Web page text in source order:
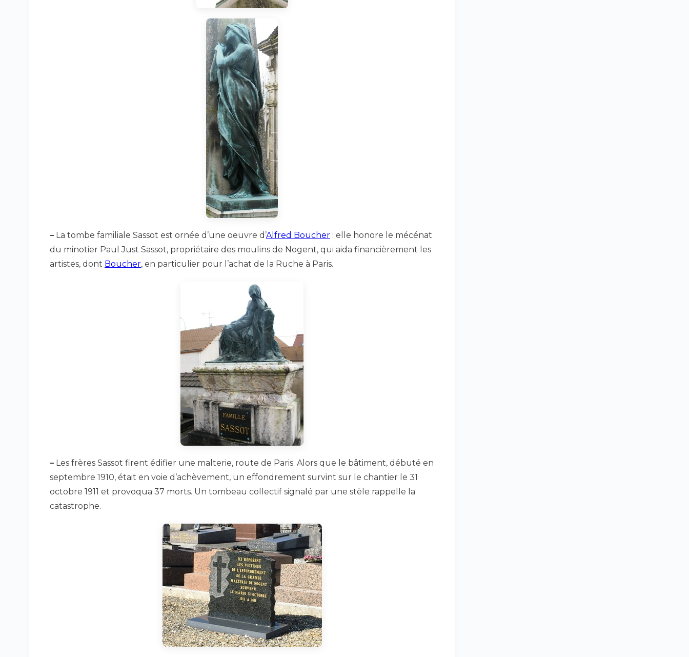
– La tombe familiale Sassot est ornée d’une oeuvre d’Alfred Boucher : elle honore le mécénat
du minotier Paul Just Sassot, propriétaire des moulins de Nogent, qui aida financièrement les
artistes, dont Boucher, en particulier pour l’achat de la Ruche à Paris.
– Les frères Sassot firent édifier une malterie, route de Paris. Alors que le bâtiment, débuté en
septembre 1910, était en voie d’achèvement, un effondrement survint sur le chantier le 31
octobre 1911 et provoqua 37 morts. Un tombeau collectif signalé par une stèle rappelle la
catastrophe.